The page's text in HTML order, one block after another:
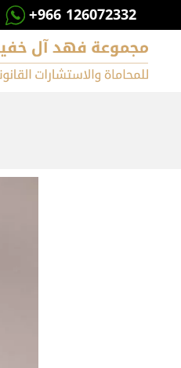
+966 126072332